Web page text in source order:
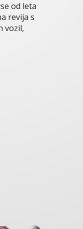
od leta
revija s
vozil,